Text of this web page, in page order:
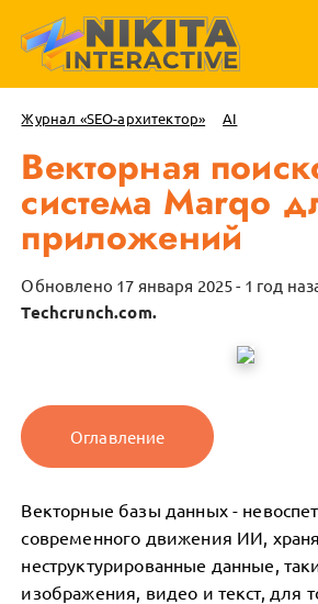
Журнал «SEO-архитектор» AI
Векторная
система Marqo
приложений
Обновлено 17 января 2025 - 1 год
Techcrunch.com.
Оглавление
Векторные базы данных -
современного движения ИИ,
неструктурированные данные,
изображения, видео и текст, для